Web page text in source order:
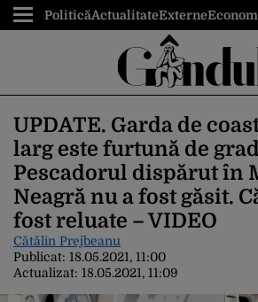
PoliticăActualitateExterne
UPDATE. Garda de
larg este furtună de
Pescadorul dispărut în
Neagră nu a fost găsit.
fost reluate – VIDEO
Cătălin Prejbeanu
Publicat: 18.05.2021, 11:00
Actualizat: 18.05.2021, 11:09